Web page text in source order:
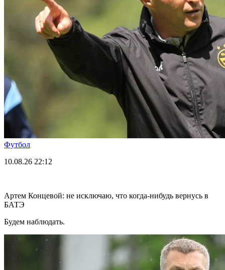
Футбол
10.08.26 22:12
Артем Концевой: не исключаю, что когда-нибудь вернусь в
БАТЭ
Будем наблюдать.